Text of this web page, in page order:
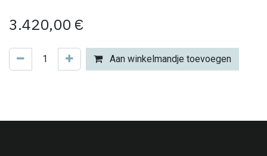
3.420,00 €
Aan winkelmandje toevoegen